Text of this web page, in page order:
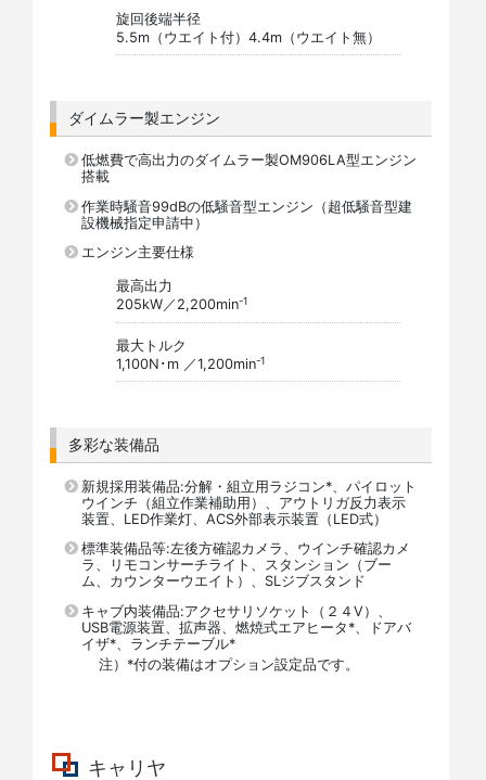
旋回後端半径
5.5m（ウエイト付）4.4m（ウエイト無）
ダイムラー製エンジン
低燃費で高出力のダイムラー製OM906LA型エンジン
搭載
作業時騒音99dBの低騒音型エンジン（超低騒音型建
設機械指定申請中）
エンジン主要仕様
最高出力
205kW／2,200min-1
最大トルク
1,100N･m ／1,200min-1
多彩な装備品
新規採用装備品:分解・組立用ラジコン*、パイロット
ウインチ（組立作業補助用）、アウトリガ反力表示
装置、LED作業灯、ACS外部表示装置（LED式）
標準装備品等:左後方確認カメラ、ウインチ確認カメ
ラ、リモコンサーチライト、スタンション（ブー
ム、カウンターウエイト）、SLジブスタンド
キャブ内装備品:アクセサリソケット（２４V）、
USB電源装置、拡声器、燃焼式エアヒータ*、ドアバ
イザ*、ランチテーブル*
注）*付の装備はオプション設定品です。
キャリヤ